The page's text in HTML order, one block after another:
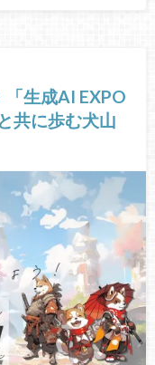
生成AI EXPO
共に歩む犬山